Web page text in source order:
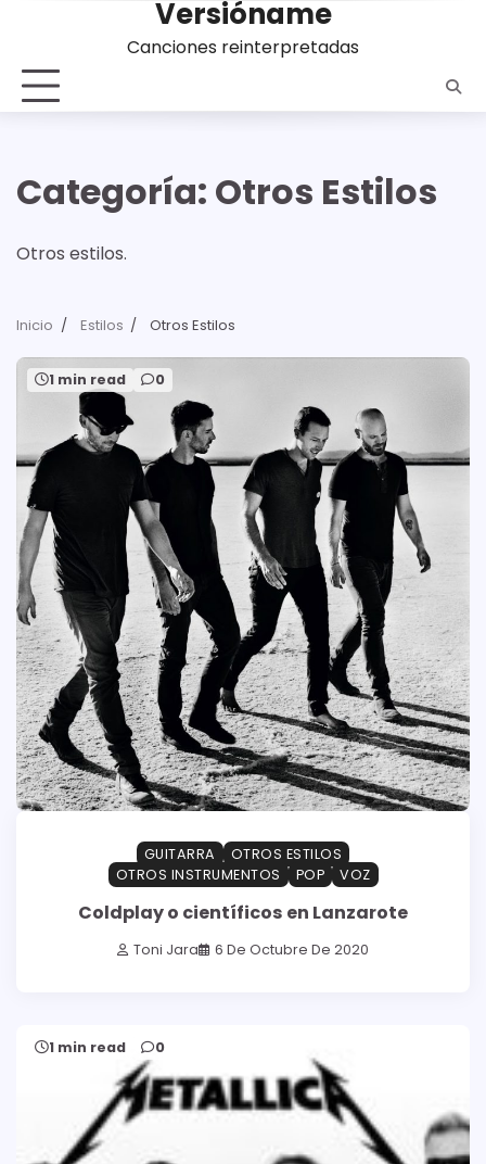
contenido
Versióname
Canciones reinterpretadas
Categoría: Otros Estilos
Otros estilos.
Inicio Estilos Otros Estilos
1 min read 0
GUITARRA
OTROS ESTILOS
OTROS INSTRUMENTOS
POP VOZ
Coldplay o científicos en Lanzarote
Toni Jara 6 De Octubre De 2020
1 min read 0